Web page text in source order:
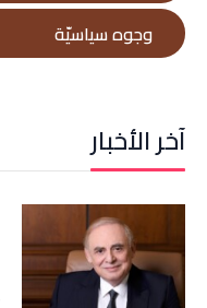
وجوه سياسيّة
آخر الأخبار